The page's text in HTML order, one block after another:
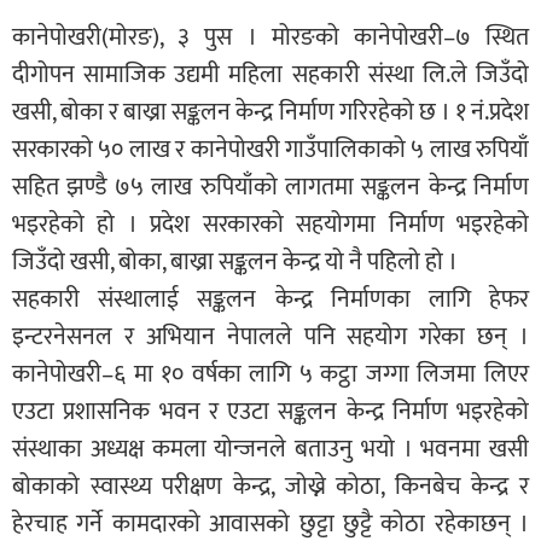
कानेपोखरी(मोरङ), ३ पुस । मोरङको कानेपोखरी–७ स्थित
दीगोपन सामाजिक उद्यमी महिला सहकारी संस्था लि.ले जिउँदो
खसी, बोका र बाख्रा सङ्कलन केन्द्र निर्माण गरिरहेको छ । १ नं.प्रदेश
सरकारको ५० लाख र कानेपोखरी गाउँपालिकाको ५ लाख रुपियाँ
सहित झण्डै ७५ लाख रुपियाँको लागतमा सङ्कलन केन्द्र निर्माण
भइरहेको हो । प्रदेश सरकारको सहयोगमा निर्माण भइरहेको
जिउँदो खसी, बोका, बाख्रा सङ्कलन केन्द्र यो नै पहिलो हो ।
सहकारी संस्थालाई सङ्कलन केन्द्र निर्माणका लागि हेफर
इन्टरनेसनल र अभियान नेपालले पनि सहयोग गरेका छन् ।
कानेपोखरी–६ मा १० वर्षका लागि ५ कट्ठा जग्गा लिजमा लिएर
एउटा प्रशासनिक भवन र एउटा सङ्कलन केन्द्र निर्माण भइरहेको
संस्थाका अध्यक्ष कमला योन्जनले बताउनु भयो । भवनमा खसी
बोकाको स्वास्थ्य परीक्षण केन्द्र, जोख्ने कोठा, किनबेच केन्द्र र
हेरचाह गर्ने कामदारको आवासको छुट्टा छुट्टै कोठा रहेकाछन् ।